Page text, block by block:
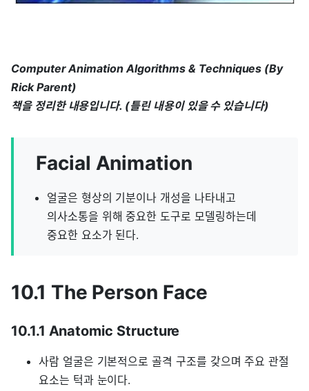
Computer Animation Algorithms & Techniques (By
Rick Parent)
책을 정리한 내용입니다. (틀린 내용이 있을 수 있습니다)
Facial Animation
얼굴은 형상의 기분이나 개성을 나타내고
의사소통을 위해 중요한 도구로 모델링하는데
중요한 요소가 된다.
10.1 The Person Face
10.1.1 Anatomic Structure
사람 얼굴은 기본적으로 골격 구조를 갖으며 주요 관절
요소는 턱과 눈이다.